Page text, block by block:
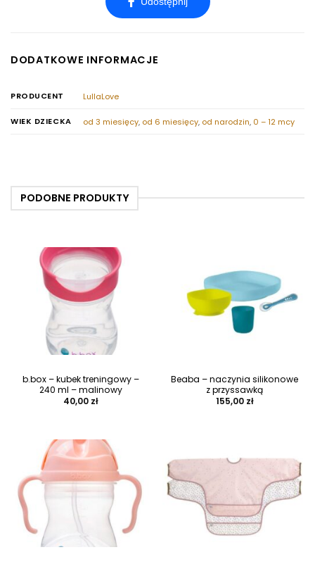
DODATKOWE INFORMACJE
PRODUCENT LullaLove
WIEK DZIECKA od 3 miesięcy, od 6 miesięcy, od narodzin, 0 – 12 mcy
b.box – kubek treningowy –
240 ml – malinowy
40,00 zł
Beaba – naczynia silikonowe
z przyssawką
155,00 zł
PODOBNE PRODUKTY